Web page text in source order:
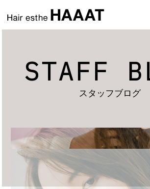
STAFF
スタッフブログ